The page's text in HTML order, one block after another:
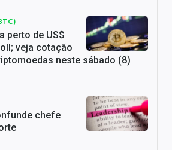
perto de US$
veja cotação
neste sábado (8)
chefe